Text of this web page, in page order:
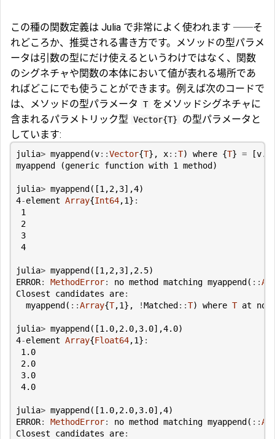
この種の関数定義は Julia で非常によく使われます ──そ
れどころか、推奨される書き方です。メソッドの型パラメ
ータは引数の型にだけ使えるというわけではなく、関数
のシグネチャや関数の本体において値が表れる場所であ
ればどこにでも使うことができます。例えば次のコードで
は、メソッドの型パラメータ
T をメソッドシグネチャに
含まれるパラメトリック型 Vector{T}
の型パラメータと
しています:
julia> myappend(v::Vector{T}, x::T) where {T} = [v
myappend
(generic function with 1 method)
julia> myappend([1 ,2,3],4)
4-element Array{Int64,1} :
1
2
3
4
julia> myappend([1 ,2,3],2.5)
ERROR: MethodError: no method matching myappend( ::
Closest
candidates are:
myappend( ::Array{T,1}, !Matched::T) where T at
julia> myappend([1.0,2.0,3.0],4.0)
4-element Array{Float64,1} :
1.0
2.0
3.0
4.0
julia> myappend([1.0,2.0,3.0],4)
ERROR: MethodError: no method matching myappend( ::
Closest
candidates are: